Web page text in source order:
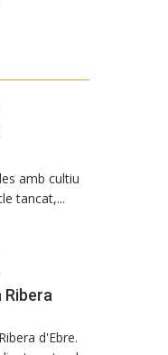
amb cultiu
tancat,...
Ribera
d'Ebre.